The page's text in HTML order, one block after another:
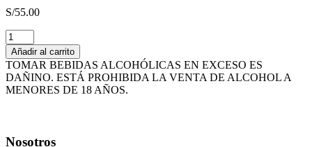
S/55.00
WINE
IN
THE
VAGINE
cantidad
Añadir al carrito
TOMAR BEBIDAS ALCOHÓLICAS EN EXCESO ES
DAÑINO. ESTÁ PROHIBIDA LA VENTA DE ALCOHOL A
MENORES DE 18 AÑOS.
Nosotros